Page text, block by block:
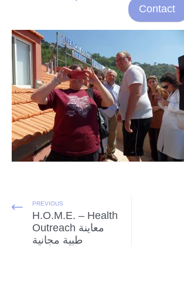
Contact
PREVIOUS
H.O.M.E. – Health
Outreach معاينة
طبية مجانية